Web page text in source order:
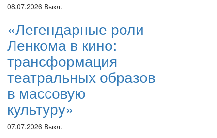
08.07.2026 Выкл.
«Легендарные роли
Ленкома в кино:
трансформация
театральных образов
в массовую
культуру»
07.07.2026 Выкл.